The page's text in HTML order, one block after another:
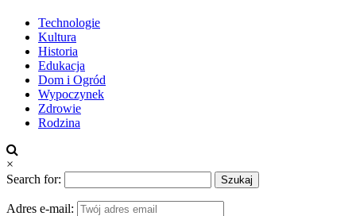
Technologie
Kultura
Historia
Edukacja
Dom i Ogród
Wypoczynek
Zdrowie
Rodzina
×
Search for:
Adres e-mail: